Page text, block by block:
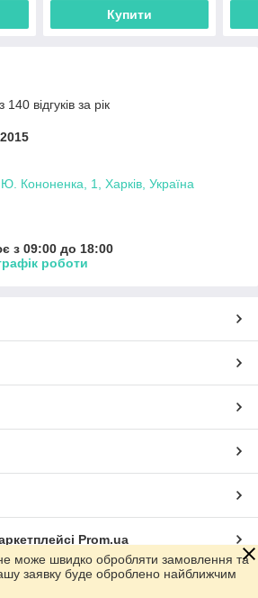
Купити
відгуків за рік
Кононенка, 1, Харків, Україна
з 09:00 до 18:00
роботи
Prom.ua
може швидко обробляти замовлення та
заявку буде оброблено найближчим